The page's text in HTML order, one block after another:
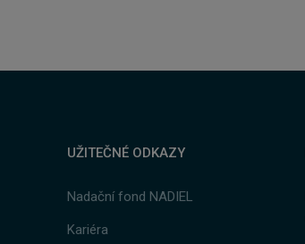
UŽITEČNÉ ODKAZY
Nadační fond NADIEL
Kariéra